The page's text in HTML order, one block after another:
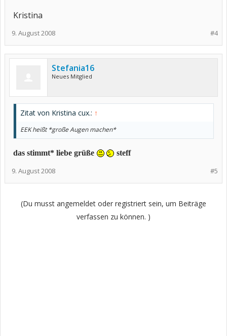
Kristina
#4
9. August 2008
Stefania16
Neues Mitglied
Zitat von Kristina cux.: ↑
EEK heißt *große Augen machen*
das stimmt* liebe grüße steff
#5
9. August 2008
(Du musst angemeldet oder registriert sein, um Beiträge
verfassen zu können. )